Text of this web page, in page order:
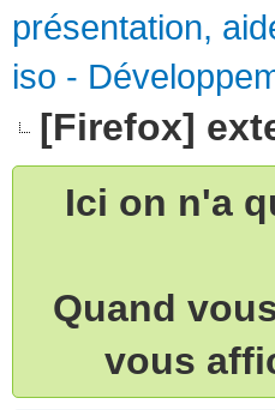
présentation,
iso -
[Firefox]
Ici on n'a
Quand
vous